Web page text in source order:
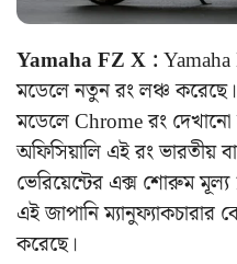
Yamaha FZ X :
মডেলে নতুন রং লঞ্চ
মডেলে Chrome রং
অফিসিয়ালি এই রং ভারতীয়
ভেরিয়েন্টের এক্স শোরুম
এই জাপানি ম্যানুফ্যাকচারার
করেছে।